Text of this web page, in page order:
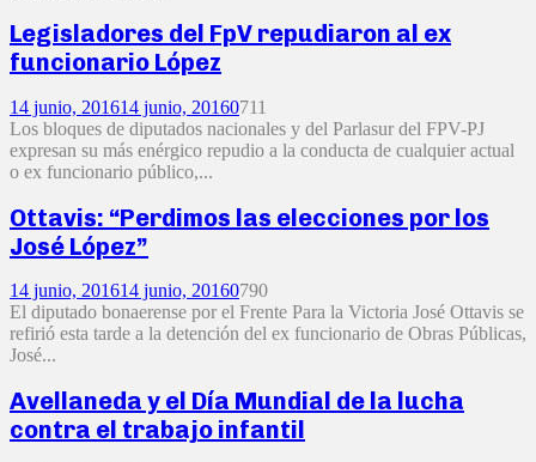
Legisladores del FpV repudiaron al ex
funcionario López
14 junio, 201614 junio, 20160711
Los bloques de diputados nacionales y del Parlasur del FPV-PJ
expresan su más enérgico repudio a la conducta de cualquier actual
o ex funcionario público,...
Ottavis: “Perdimos las elecciones por los
José López”
14 junio, 201614 junio, 20160790
El diputado bonaerense por el Frente Para la Victoria José Ottavis se
refirió esta tarde a la detención del ex funcionario de Obras Públicas,
José...
Avellaneda y el Día Mundial de la lucha
contra el trabajo infantil